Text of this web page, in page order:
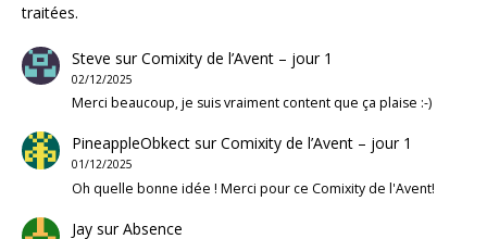
traitées.
Steve surComixity de l’Avent – jour 1
02/12/2025
Merci beaucoup, je suis vraiment content que ça plaise :-)
PineappleObkectsurComixity de l’Avent – jour 1
01/12/2025
Oh quelle bonne idée ! Merci pour ce Comixity de l'Avent!
JaysurAbsence